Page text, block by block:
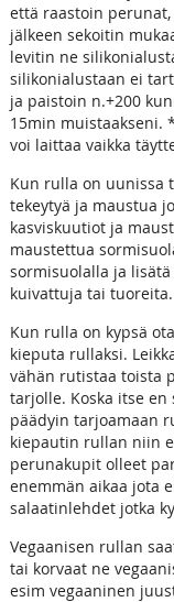
että raastoin
jälkeen sekoitin
levitin ne
silikonialustaan ei
ja paistoin n.+200
15min muistaakseni.
voi laittaa vaikka
Kun rulla on uunissa
tekeytyä ja maustua
kasviskuutiot ja
maustettua
sormisuolalla ja
kuivattuja tai tuoreita.
Kun rulla on kypsä
kieputa rullaksi.
vähän rutistaa toista
tarjolle. Koska itse
päädyin tarjoamaan
kiepautin rullan niin
perunakupit olleet
enemmän aikaa jota
salaatinlehdet jotka
Vegaanisen rullan
tai korvaat ne
esim vegaaninen